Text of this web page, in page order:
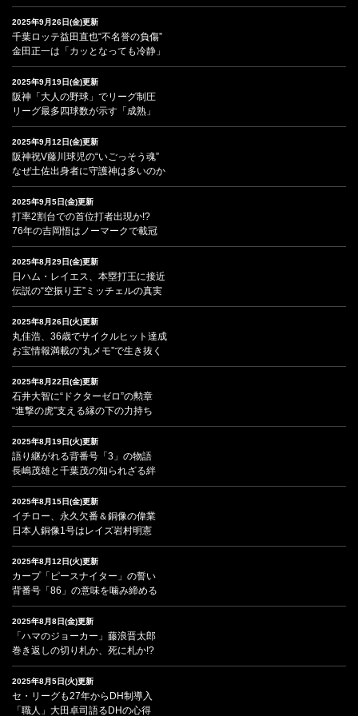
2025年9月26日(金)更新
千葉ロッテ益田直也“不名誉の負傷”
金田正一は「カッとなっても冷静」
2025年9月19日(金)更新
阪神「大人の野球」でリーグ制圧
リーグ最多四球数が示す「成熟」
2025年9月12日(金)更新
阪神祝V藤川球児の“いごっそう魂”
なぜ土佐出身者に守護神は多いのか
2025年9月5日(金)更新
打率2割台での首位打者出現か!?
76年の吉岡悟はノーマークで載冠
2025年8月29日(金)更新
日ハム・レイエス、本塁打王に接近
伝説の“空振り王”ミッチェルの真実
2025年8月26日(火)更新
丸佳浩、36歳でサイクルヒット達成
お宝情報満載の“丸メモ”で生き抜く
2025年8月22日(金)更新
石井大智に“ドクターゼロ”の勲章
“進撃の虎”支える縁の下の力持ち
2025年8月19日(火)更新
語り継がれる背番号「3」の物語
長嶋茂雄と千葉茂の知られざる絆
2025年8月15日(金)更新
イチロー、永久欠番＆銅像の偉業
日本人銅像1号はレイズ岩村明憲
2025年8月12日(火)更新
カープ「ピースナイター」の誓い
背番号「86」の意味を噛み締める
2025年8月8日(金)更新
「ハマのジョーカー」藤浪晋太郎
巻き返しの切り札か、死に札か!?
2025年8月5日(火)更新
セ・リーグも27年からDH制導入
「職人」大田卓司語るDHの心得